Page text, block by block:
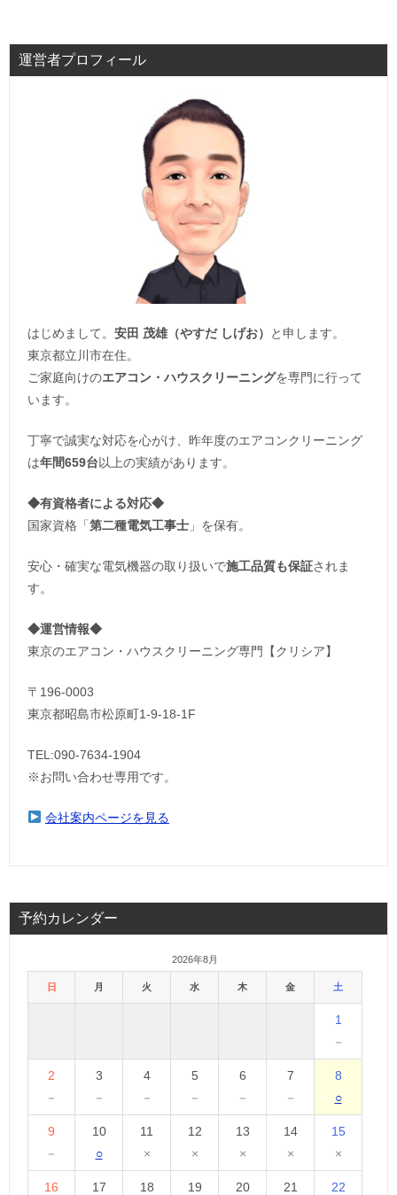
運営者プロフィール
はじめまして。 安田 茂雄（やすだ しげお）
と申します。
東京都立川市在住。
ご家庭向けのエアコン・ハウスクリーニングを専門に行って
います。
丁寧で誠実な対応を心がけ、昨年度のエアコンクリーニング
は年間659台以上の実績があります。
◆有資格者による対応◆
国家資格「第二種電気工事士 」を保有。
安心・確実な電気機器の取り扱いで施工品質も保証されま
す。
◆運営情報◆
東京のエアコン・ハウスクリーニング専門【クリシア】
〒196-0003
東京都昭島市松原町1-9‐18‐1F
TEL:090-7634-1904
※お問い合わせ専用です。
会社案内ページを見る
予約カレンダー
2026年8月
日 月 火 水 木 金 土
1
－
2
－
3
－
4
－
5
－
6
－
7
－
8
○
9
－
10
○
11
×
12
×
13
×
14
×
15
×
16
17
18
19
20
21
22